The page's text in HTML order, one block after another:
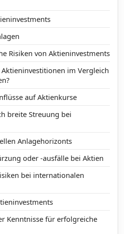
Risiken von Aktieninvestments
im Vergleich
auf Aktienkurse
breite Streuung bei
Anlagehorizonts
oder -ausfälle bei Aktien
bei internationalen
Kenntnisse für erfolgreiche